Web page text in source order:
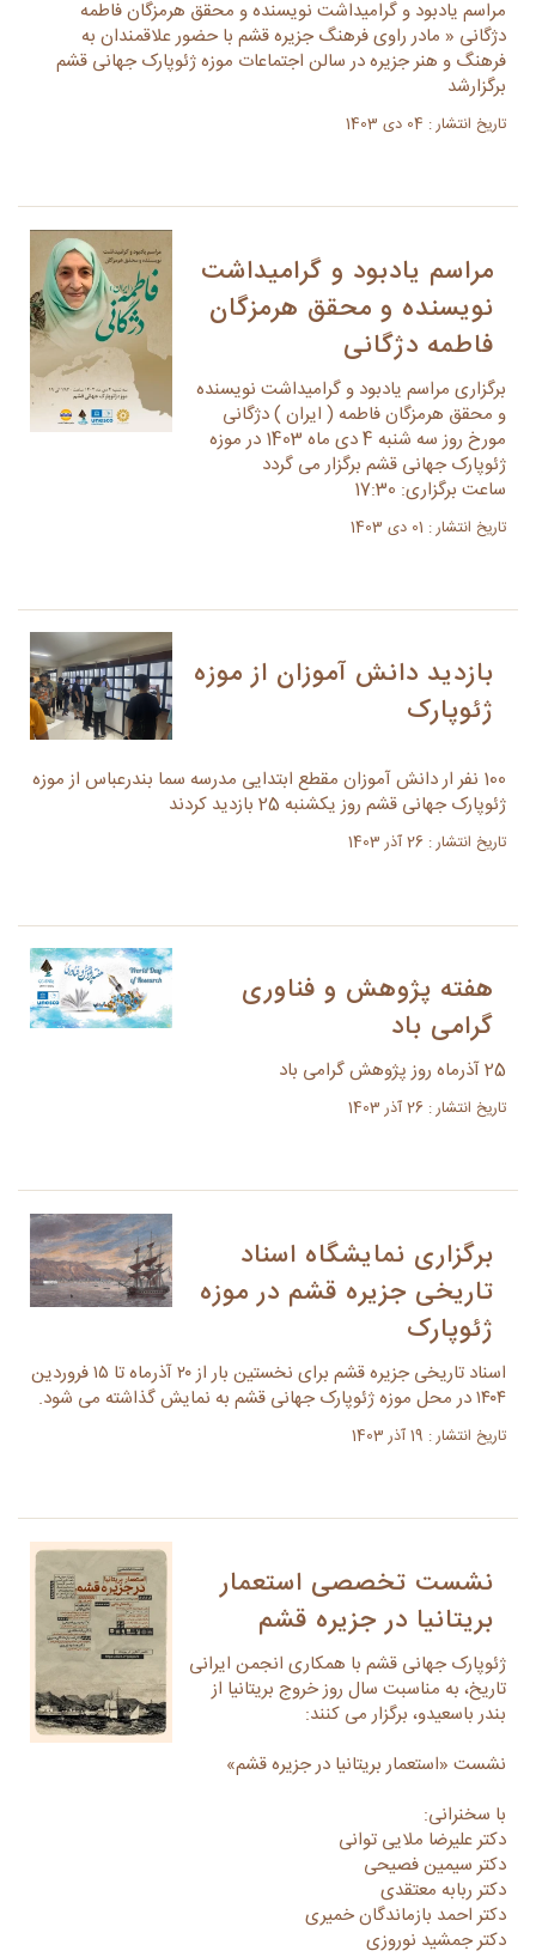
مراسم یادبود و گرامیداشت نویسنده و محقق هرمزگان فاطمه
دژگانی « مادر راوی فرهنگ جزیره قشم با حضور علاقمندان به
فرهنگ و هنر جزیره در سالن اجتماعات موزه ژئوپارک جهانی قشم
برگزارشد
تاریخ انتشار : 04 دی 1403
مراسم یادبود و گرامیداشت
نویسنده و محقق هرمزگان
فاطمه دژگانی
برگزاری مراسم یادبود و گرامیداشت نویسنده
و محقق هرمزگان فاطمه ( ایران ) دژگانی
مورخ روز سه شنبه 4 دی ماه 1403 در موزه
ژئوپارک جهانی قشم برگزار می گردد
ساعت برگزاری: 17:30
تاریخ انتشار : 01 دی 1403
بازدید دانش آموزان از موزه
ژئوپارک
100 نفر ار دانش آموزان مقطع ابتدایی مدرسه سما بندرعباس از موزه
ژئوپارک جهانی قشم روز یکشنبه 25 بازدید کردند
تاریخ انتشار : 26 آذر 1403
هفته پژوهش و فناوری
گرامی باد
25 آذرماه روز پژوهش گرامی باد
تاریخ انتشار : 26 آذر 1403
برگزاری نمایشگاه اسناد
تاریخی جزیره قشم در موزه
ژئوپارک
اسناد تاریخی جزیره قشم برای نخستین بار از ۲۰ آذرماه تا ۱۵ فروردین
۱۴۰۴ در محل موزه ژئوپارک جهانی قشم به نمایش گذاشته می شود.
تاریخ انتشار : 19 آذر 1403
نشست تخصصی استعمار
بریتانیا در جزیره قشم
ژئوپارک جهانی قشم با همکاری انجمن ایرانی
تاریخ، به مناسبت سال روز خروج بریتانیا از
بندر باسعیدو، برگزار می کنند:
نشست «استعمار بریتانیا در جزیره قشم»
با سخنرانی:
دکتر علیرضا ملایی توانی
دکتر سیمین فصیحی
دکتر ربابه معتقدی
دکتر احمد بازماندگان خمیری
دکتر جمشید نوروزی